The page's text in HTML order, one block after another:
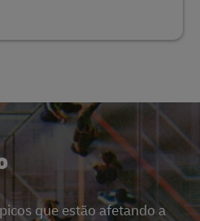
que estão afetando a